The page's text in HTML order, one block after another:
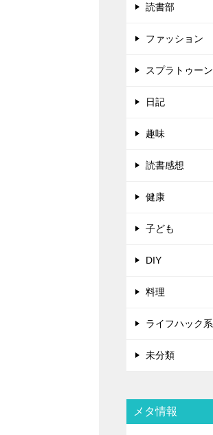
読書部
ファッション
スプラトゥーン
日記
趣味
読書感想
健康
子ども
DIY
料理
ライフハック系
未分類
メタ情報